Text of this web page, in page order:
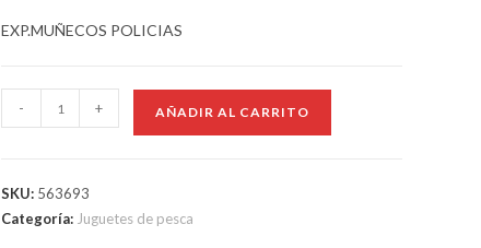
EXP.MUÑECOS POLICIAS
- + AÑADIR AL CARRITO
SKU: 563693
Categoría: Juguetes de pesca